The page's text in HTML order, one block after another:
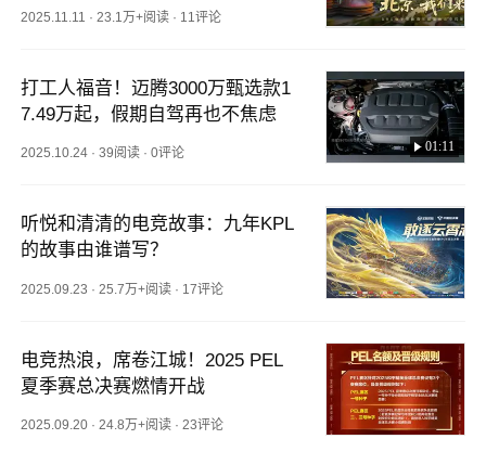
2025.11.11 ·23.1万+阅读 · 11评论
打工人福音！迈腾3000万甄选款1
7.49万起，假期自驾再也不焦虑
01:11
2025.10.24 ·39阅读 ·0评论
听悦和清清的电竞故事：九年KPL
的故事由谁谱写？
2025.09.23 · 25.7万+阅读 · 17评论
电竞热浪，席卷江城！2025 PEL
夏季赛总决赛燃情开战
2025.09.20 ·24.8万+阅读 ·23评论